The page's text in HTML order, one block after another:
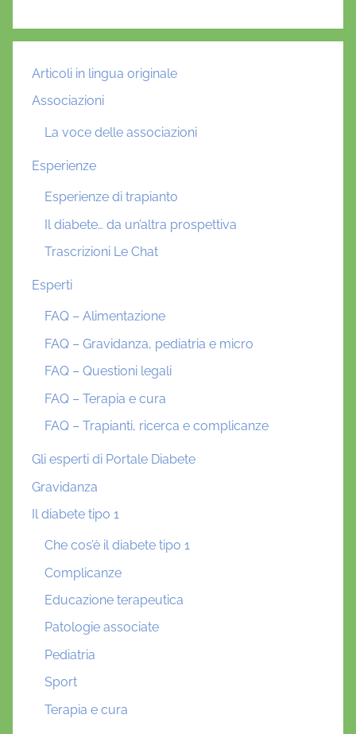
Articoli in lingua originale
Associazioni
La voce delle associazioni
Esperienze
Esperienze di trapianto
Il diabete… da un’altra prospettiva
Trascrizioni Le Chat
Esperti
FAQ – Alimentazione
FAQ – Gravidanza, pediatria e micro
FAQ – Questioni legali
FAQ – Terapia e cura
FAQ – Trapianti, ricerca e complicanze
Gli esperti di Portale Diabete
Gravidanza
Il diabete tipo 1
Che cos’è il diabete tipo 1
Complicanze
Educazione terapeutica
Patologie associate
Pediatria
Sport
Terapia e cura